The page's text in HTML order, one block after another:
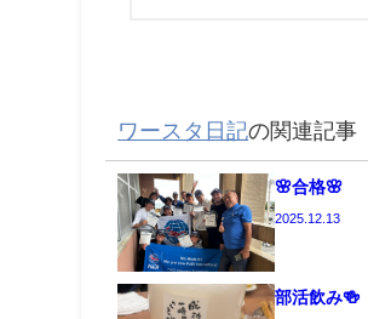
ワースタ日記の関連記事
🌸合格🌸
2025.12.13
部活飲み🍻